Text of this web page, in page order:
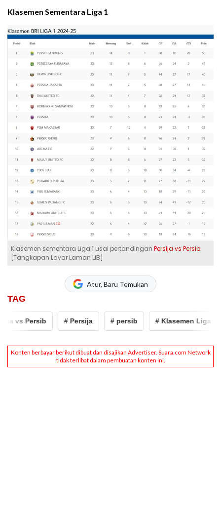
Klasemen Sementara Liga 1
Klasemen sementara Liga 1 usai pertandingan Persija vs Persib.
[Tangkapan Layar Laman LIB]
Atur, Baru Temukan
TAG
vs Persib # Persija # persib # Klasemen Liga 1